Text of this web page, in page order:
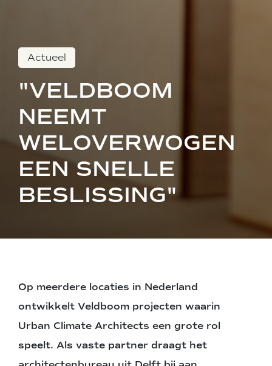
Actueel
"VELDBOOM
NEEMT
WELOVERWOGEN
EEN SNELLE
BESLISSING"
Op meerdere locaties in Nederland
ontwikkelt Veldboom projecten waarin
Urban Climate Architects een grote rol
speelt. Als vaste partner draagt het